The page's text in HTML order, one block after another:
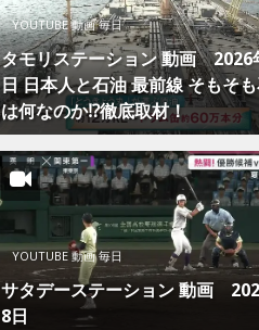
YOUTUBE 動画 毎日
タモリステーション 動画 2026
日 日本人と石油 最前線 そもそ
は何なのか⁉徹底取材！
YOUTUBE 動画 毎日
サタデーステーション 動画
8日